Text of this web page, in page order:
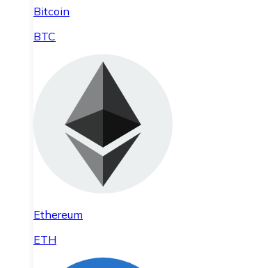
Bitcoin
BTC
Ethereum
ETH